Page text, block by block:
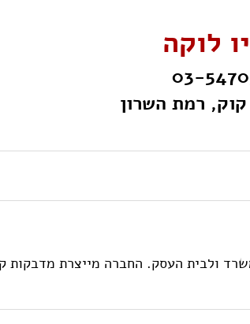
לוקה
03-
רמת השרון
ולבית העסק. החברה מייצרת מדבקות